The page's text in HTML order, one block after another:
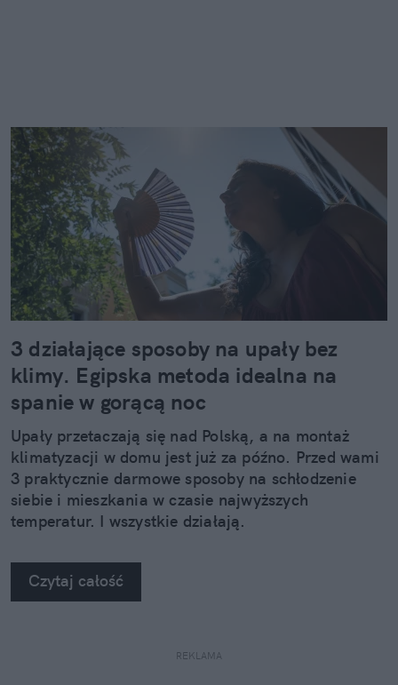
3 działające sposoby na upały bez
klimy. Egipska metoda idealna na
spanie w gorącą noc
Upały przetaczają się nad Polską, a na montaż
klimatyzacji w domu jest już za późno. Przed wami
3 praktycznie darmowe sposoby na schłodzenie
siebie i mieszkania w czasie najwyższych
temperatur. I wszystkie działają.
Czytaj całość
REKLAMA